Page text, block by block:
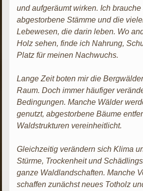
und aufgeräumt wirken. Ich brauche
abgestorbene Stämme und die
Lebewesen, die darin leben. Wo
Holz sehen, finde ich Nahrung,
Platz für meinen Nachwuchs.
Lange Zeit boten mir die
Raum. Doch immer häufiger
Bedingungen. Manche Wälder
genutzt, abgestorbene Bäume
Waldstrukturen vereinheitlicht.
Gleichzeitig verändern sich Klima
Stürme, Trockenheit und
ganze Waldlandschaften. Manche
schaffen zunächst neues Totholz